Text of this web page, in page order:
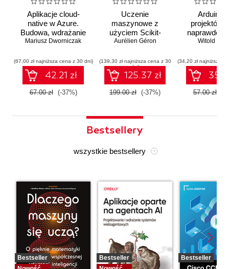
Aplikacje cloud-
native w Azure.
Budowa, wdrażanie
i bezpieczeństwo
Mariusz Dworniczak
(67,00 zł najniższa cena z 30 dni)
42.21 zł
67.00 zł (-37%)
Uczenie
maszynowe z
użyciem Scikit-
Learn i PyTorch.
narzędzia i techniki
umożliwiające
konstruowanie
inteligentnych
systemów
Aurélien Géron
(139,30 zł najniższa cena z 30
dni)
125.37 zł
199.00 zł (-37%)
Arduino.
projektów,
naprawdę
Witold
(34,20 zł najniższa
57.00 zł
Bestsellery
wszystkie bestsellery
Bestseller
Bestseller
Bestseller